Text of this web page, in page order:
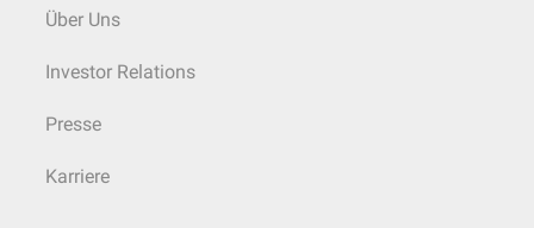
Über Uns
Investor Relations
Presse
Karriere